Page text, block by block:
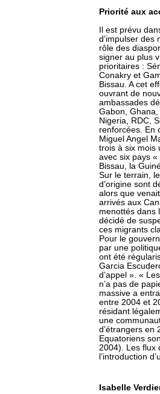
Priorité aux
Il est prévu
d’impulser des
rôle des
signer au plus
prioritaires :
Conakry et
Bissau. A cet
ouvrant de
ambassades
Gabon,
Nigeria, RDC,
renforcées. En
Miguel Angel
trois à six mois
avec six pays «
Bissau, la
Sur le terrain,
d’origine sont
alors que
arrivés aux
menottés dans
décidé de
ces migrants
Pour le
par une
ont été
Garcia
d’appel ». «
n’a pas de
massive a
entre 2004 et
résidant
une
d’étrangers en
Equatoriens
2004). Les flux
l’introduction
Isabelle